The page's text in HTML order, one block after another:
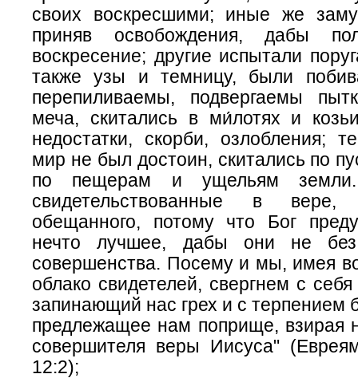
своих воскресшими; иные же
приняв освобождения, дабы
воскресение; другие испытали
также узы и темницу, были
перепиливаемы, подвергаемы
меча, скитались в ми́лотях и
недостатки, скорби, озлобления;
мир не был достоин, скитались по
по пещерам и ущельям
свидетельствованные в
обещанного, потому что Бог
нечто лучшее, дабы они не без
совершенства. Посему и мы, имея
облако свидетелей, свергнем с
запинающий нас грех и с терпением
предлежащее нам поприще, взирая
совершителя веры Иисуса"
12:2);